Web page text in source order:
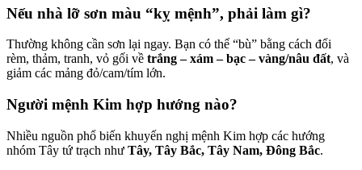
Nếu nhà lỡ sơn màu “kỵ mệnh”, phải làm gì?
Thường không cần sơn lại ngay. Bạn có thể “bù” bằng cách đổi
rèm, thảm, tranh, vỏ gối về trắng – xám – bạc – vàng/nâu đất, và
giảm các mảng đỏ/cam/tím lớn.
Người mệnh Kim hợp hướng nào?
Nhiều nguồn phổ biến khuyến nghị mệnh Kim hợp các hướng
nhóm Tây tứ trạch như Tây, Tây Bắc, Tây Nam, Đông Bắc.